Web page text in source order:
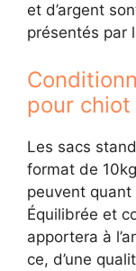
et d’argent
présentés par
pour chiot
Les sacs
format de
peuvent
Équilibrée et
apportera à
ce, d’une